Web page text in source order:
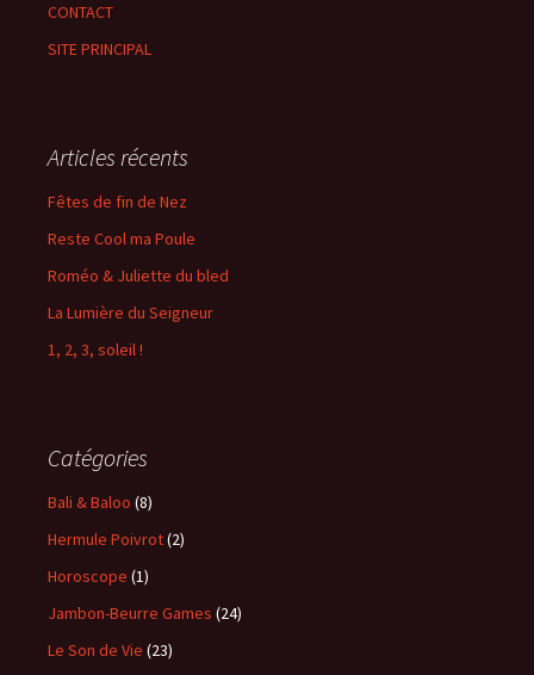
CONTACT
SITE PRINCIPAL
Articles récents
Fêtes de fin de Nez
Reste Cool ma Poule
Roméo & Juliette du bled
La Lumière du Seigneur
1, 2, 3, soleil !
Catégories
Bali & Baloo (8)
Hermule Poivrot(2)
Horoscope (1)
Jambon-Beurre Games (24)
Le Son de Vie (23)